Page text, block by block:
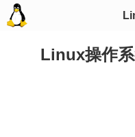
Linux操作